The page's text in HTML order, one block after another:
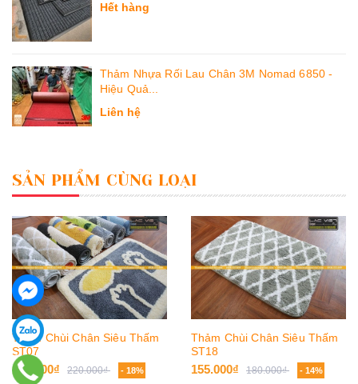
Hết hàng
Thảm Nhựa Rối Lau Chân 3M Nomad 6850 -
Hiệu Quả...
Liên hệ
SẢN PHẨM CÙNG LOẠI
Thảm Chùi Chân Siêu Thấm
ST07
180.000₫ 220.000₫ - 18%
Thảm Chùi Chân Siêu Thấm
ST18
155.000₫ 180.000₫ - 14%